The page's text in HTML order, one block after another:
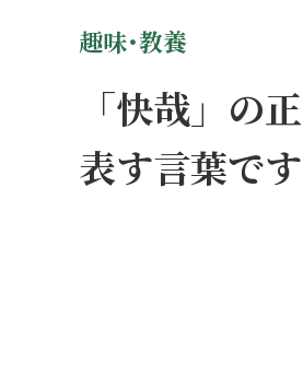
趣味･教養
「快哉」の
表す言葉で